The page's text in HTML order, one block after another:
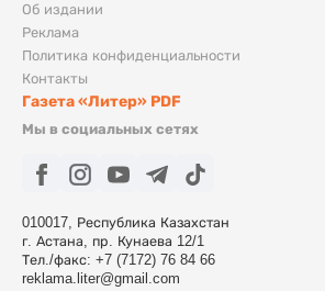
Об издании
Реклама
Политика конфиденциальности
Контакты
Газета «Литер» PDF
Мы в социальных сетях
010017, Республика Казахстан
г. Астана, пр. Кунаева 12/1
Тел./факс: +7 (7172) 76 84 66
reklama.liter@gmail.com